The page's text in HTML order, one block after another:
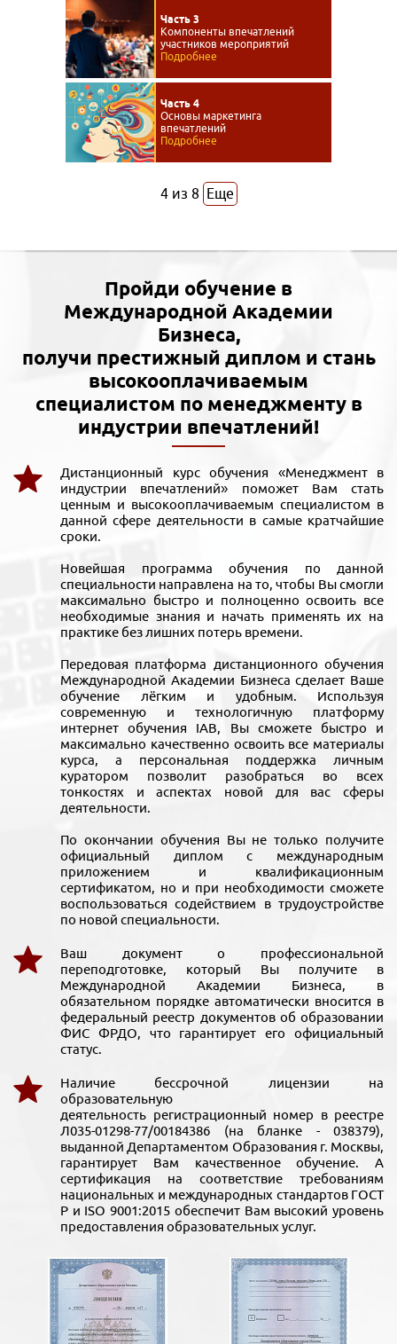
Часть 3
Компоненты впечатлений
участников мероприятий
Подробнее
Часть 4
Основы маркетинга
впечатлений
Подробнее
4из 8 Еще
Пройди обучение в
Международной Академии
Бизнеса,
получи престижный диплом и стань
высокооплачиваемым
специалистом по менеджменту в
индустрии впечатлений!
Дистанционный курс обучения «Менеджмент в
индустрии впечатлений» поможет Вам стать
ценным и высокооплачиваемым специалистом в
данной сфере деятельности в самые кратчайшие
сроки.
Новейшая программа обучения по данной
специальности направлена на то, чтобы Вы смогли
максимально быстро и полноценно освоить все
необходимые знания и начать применять их на
практике без лишних потерь времени.
Передовая платформа дистанционного обучения
Международной Академии Бизнеса сделает Ваше
обучение лёгким и удобным. Используя
современную и технологичную платформу
интернет обучения IAB, Вы сможете быстро и
максимально качественно освоить все материалы
курса, а персональная поддержка личным
куратором позволит разобраться во всех
тонкостях и аспектах новой для вас сферы
деятельности.
По окончании обучения Вы не только получите
официальный диплом с международным
приложением и квалификационным
сертификатом, но и при необходимости сможете
воспользоваться содействием в трудоустройстве
по новой специальности.
Ваш документ о профессиональной
переподготовке, который Вы получите в
Международной Академии Бизнеса, в
обязательном порядке автоматически вносится в
федеральный реестр документов об образовании
ФИС ФРДО, что гарантирует его официальный
статус.
Наличие бессрочной лицензии на
образовательную
деятельность регистрационный номер в реестре
Л035-01298-77/00184386 (на бланке - 038379),
выданной Департаментом Образования г. Москвы,
гарантирует Вам качественное обучение. А
сертификация на соответствие требованиям
национальных и международных стандартов ГОСТ
Р и ISO 9001:2015 обеспечит Вам высокий уровень
предоставления образовательных услуг.